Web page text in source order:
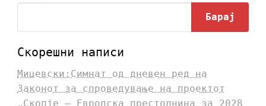
Барај
Скорешни написи
Мицевски:Симнат од дневен ред на
Законот за спроведување на проектот
„Скопје – Европска престолнина за 2028